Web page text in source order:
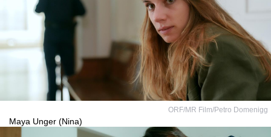
ORF/MR Film/Petro Domenigg
Maya Unger (Nina)